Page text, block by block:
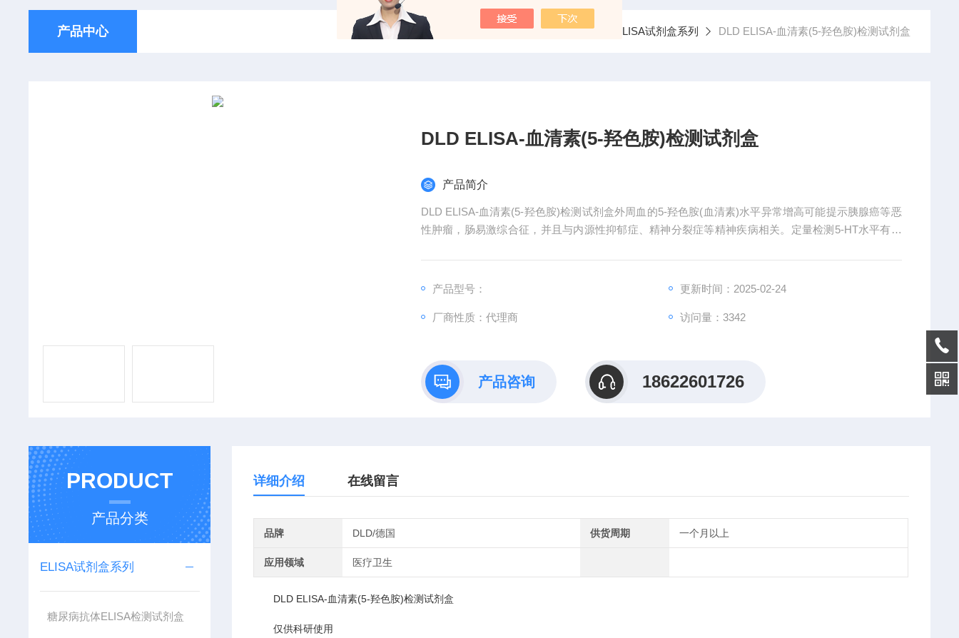
产品中心 当前位置：首页 产品中心 ELISA试剂盒系列 DLD ELISA-血清素(5-羟色胺)检测试剂盒
DLD ELISA-血清素(5-羟色胺)检测试剂盒
产品简介
DLD ELISA-血清素(5-羟色胺)检测试剂盒外周血的5-羟色胺(血清素)水平异常增高可能提示胰腺癌等恶
性肿瘤，肠易激综合征，并且与内源性抑郁症、精神分裂症等精神疾病相关。定量检测5-HT水平有助
产品型号：
更新时间：2025-02-24
厂商性质：代理商 访问量：3342
产品咨询 18622601726
PRODUCT
产品分类
ELISA试剂盒系列
糖尿病抗体ELISA检测试剂盒
详细介绍 在线留言
品牌 DLD/德国 供货周期 一个月以上
应用领域 医疗卫生
DLD ELISA-血清素(5-羟色胺)检测试剂盒
仅供科研使用